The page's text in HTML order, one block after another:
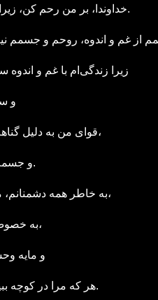
خداوندا، بر من رحم کن، زیرا در پریشانی هستم.
۱۰ زیرا زندگی‌ام با غم و
و
قوای من به دلیل گناهم تحلیل رفته است،
و جسمم تحلیل رفته است.
۱۱ به خاطر همه دشمنانم، مایه ننگ شده‌ام،
به خصوص برای همسایگانم،
و مایه
هر که مرا در کوچه ببیند از من می‌گریزد.